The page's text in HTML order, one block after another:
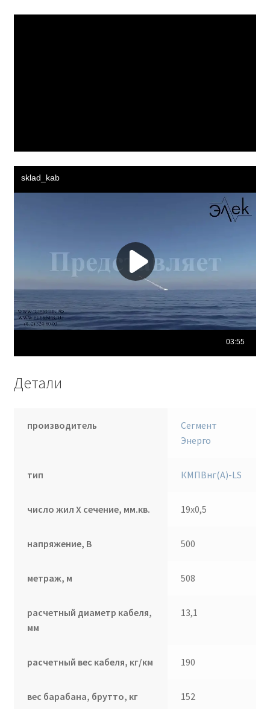
Детали
производитель
Сегмент
Энерго
тип КМПВнг(А)-LS
число жил Х сечение, мм.кв. 19х0,5
напряжение, В 500
метраж, м 508
расчетный диаметр кабеля,
мм
13,1
расчетный вес кабеля, кг/км 190
вес барабана, брутто, кг 152